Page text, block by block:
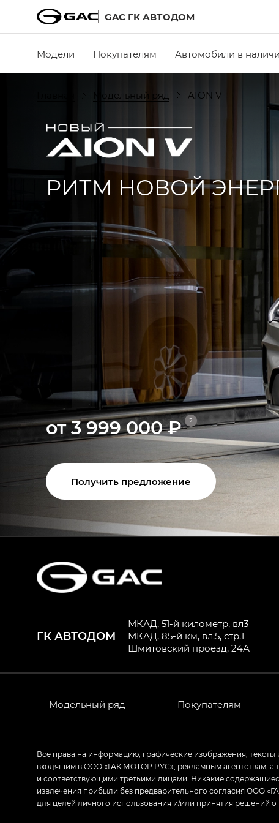
GAC ГК АВТОДОМ
Модели Покупателям Автомобили в
Модельный ряд AION V
РИТМ НОВОЙ
от 3 999 000 ₽ ?
Получить предложение
ГК АВТОДОМ
МКАД, 51-й километр, вл3
МКАД, 85-й км, вл.5, стр.1
Шмитовский проезд, 24А
Модельный ряд Покупателям
Все права на информацию, графические изображения,
входящим в ООО «ГАК МОТОР РУС», рекламным агентствам,
и соответствующими третьими лицами. Никакие
извлечения прибыли без предварительного согласия ООО
для целей личного использования и/или принятия решений